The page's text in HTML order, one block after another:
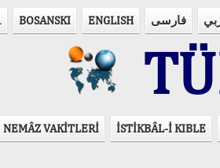
BOSANSKI ENGLISH فارسی
NEMÂZ VAKİTLERİ İSTİKBÂL-İ KIBLE